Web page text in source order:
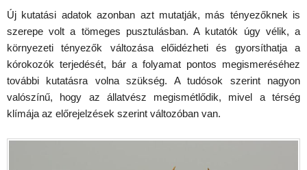
Új kutatási adatok azonban azt mutatják, más tényezőknek is
szerepe volt a tömeges pusztulásban. A kutatók úgy vélik, a
környezeti tényezők változása előidézheti és gyorsíthatja a
kórokozók terjedését, bár a folyamat pontos megismeréséhez
további kutatásra volna szükség. A tudósok szerint nagyon
valószínű, hogy az állatvész megismétlődik, mivel a térség
klímája az előrejelzések szerint változóban van.